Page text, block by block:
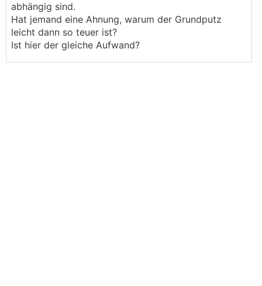
abhängig sind.
Hat jemand eine Ahnung, warum der Grundputz
leicht dann so teuer ist?
Ist hier der gleiche Aufwand?